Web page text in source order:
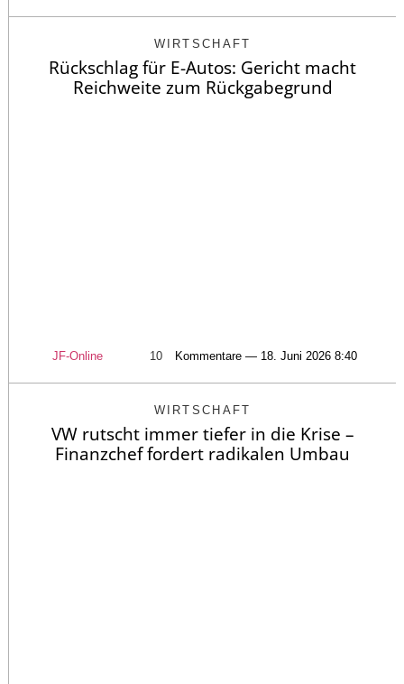
WIRTSCHAFT
Rückschlag für E-Autos: Gericht macht
Reichweite zum Rückgabegrund
JF-Online 10 Kommentare — 18. Juni 2026 8:40
WIRTSCHAFT
VW rutscht immer tiefer in die Krise –
Finanzchef fordert radikalen Umbau